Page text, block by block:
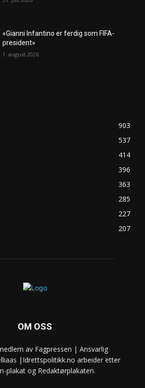
«Gianni Infantino er ferdig som FIFA-
president»
1. august 2026
903
537
414
396
363
285
227
207
OM OSS
av Fagpressen | Ansvarlig
|Idrettspolitikk.no arbeider etter
plakat og Redaktørplakaten.